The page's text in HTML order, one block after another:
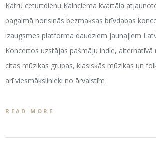
Katru ceturtdienu Kalnciema kvartāla
pagalmā norisinās bezmaksas brīvdabas
izaugsmes platforma daudziem jaunajiem
Koncertos uzstājas pašmāju indie, alternatīvā
citas mūzikas grupas, klasiskās mūzikas un
arī viesmākslinieki no ārvalstīm
READ MORE